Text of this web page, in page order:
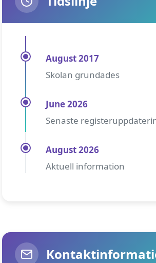
August 2017
Skolan grundades
June 2026
Senaste
August 2026
Aktuell information